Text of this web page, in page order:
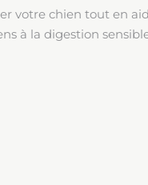
votre chien tout en
à la digestion